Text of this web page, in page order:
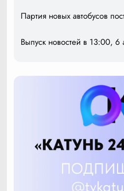
Партия новых автобусов
Выпуск новостей в 13:00, 6